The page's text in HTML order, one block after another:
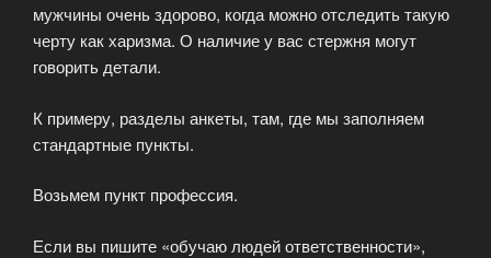
мужчины очень здорово, когда можно отследить такую
черту как харизма. О наличие у вас стержня могут
говорить детали.
К примеру, разделы анкеты, там, где мы заполняем
стандартные пункты.
Возьмем пункт профессия.
Если вы пишите «обучаю людей ответственности»,